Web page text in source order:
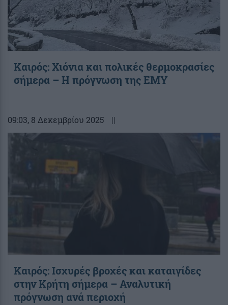
Καιρός: Χιόνια και πολικές θερμοκρασίες
σήμερα – Η πρόγνωση της ΕΜΥ
09:03, 8 Δεκεμβρίου 2025 ||
Καιρός: Ισχυρές βροχές και καταιγίδες
στην Κρήτη σήμερα – Αναλυτική
πρόγνωση ανά περιοχή